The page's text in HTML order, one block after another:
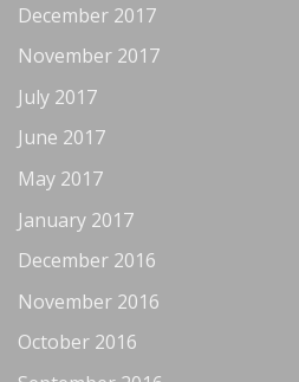
December 2017
November 2017
July 2017
June 2017
May 2017
January 2017
December 2016
November 2016
October 2016